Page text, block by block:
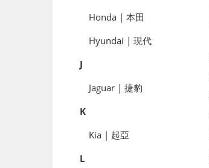
Honda | 本田
Hyundai | 現代
J
Jaguar | 捷豹
K
Kia | 起亞
L